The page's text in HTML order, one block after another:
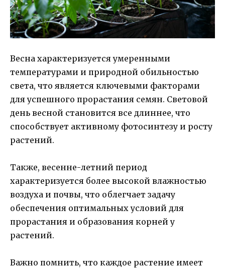
Весна характеризуется умеренными
температурами и природной обильностью
света, что является ключевыми факторами
для успешного прорастания семян. Световой
день весной становится все длиннее, что
способствует активному фотосинтезу и росту
растений.
Также, весенне-летний период
характеризуется более высокой влажностью
воздуха и почвы, что облегчает задачу
обеспечения оптимальных условий для
прорастания и образования корней у
растений.
Важно помнить, что каждое растение имеет